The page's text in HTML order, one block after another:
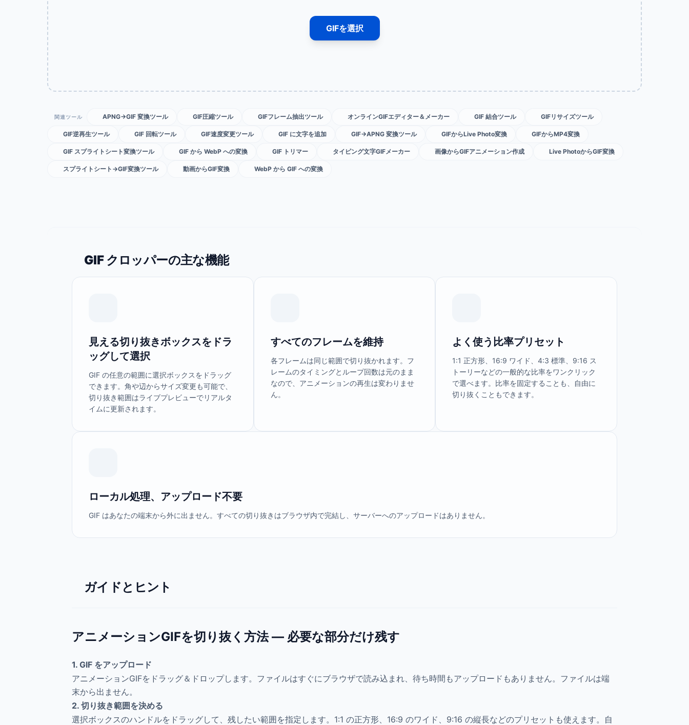
GIFを選択
関連ツール APNG→GIF 変換ツール GIF圧縮ツール GIFフレーム抽出ツール オンラインGIFエディター＆メーカー GIF 結合ツール GIFリサイズツール
GIF逆再生ツール GIF 回転ツール GIF速度変更ツール GIF に文字を追加 GIF→APNG 変換ツール GIFからLive Photo変換 GIFからMP4変換
GIF スプライトシート変換ツール GIF から WebP への変換 GIF トリマー タイピング文字GIFメーカー 画像からGIFアニメーション作成 Live PhotoからGIF変換
スプライトシート→GIF変換ツール 動画からGIF変換 WebP から GIF への変換
GIF クロッパーの主な機能
見える切り抜きボックスをドラ
ッグして選択
GIF の任意の範囲に選択ボックスをドラッグ
できます。角や辺からサイズ変更も可能で、
切り抜き範囲はライブプレビューでリアルタ
イムに更新されます。
すべてのフレームを維持
各フレームは同じ範囲で切り抜かれます。フ
レームのタイミングとループ回数は元のまま
なので、アニメーションの再生は変わりませ
ん。
よく使う比率プリセット
1:1 正方形、16:9 ワイド、4:3 標準、9:16 ス
トーリーなどの一般的な比率をワンクリック
で選べます。比率を固定することも、自由に
切り抜くこともできます。
ローカル処理、アップロード不要
GIF はあなたの端末から外に出ません。すべての切り抜きはブラウザ内で完結し、サーバーへのアップロードはありません。
ガイドとヒント
アニメーションGIFを切り抜く方法 — 必要な部分だけ残す
1. GIF をアップロード
アニメーションGIFをドラッグ＆ドロップします。ファイルはすぐにブラウザで読み込まれ、待ち時間もアップロードもありません。ファイルは端
末から出ません。
2. 切り抜き範囲を決める
選択ボックスのハンドルをドラッグして、残したい範囲を指定します。1:1 の正方形、16:9 のワイド、9:16 の縦長などのプリセットも使えます。自